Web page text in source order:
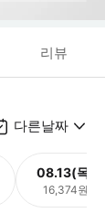
리뷰
다른날짜
08.13(목)
16,374원